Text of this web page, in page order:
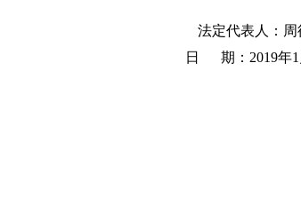
法定代表人
日 期：2019年1